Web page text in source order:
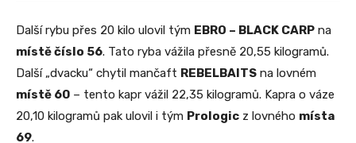
Další rybu přes 20 kilo ulovil tým EBRO – BLACK CARP na
místě číslo 56. Tato ryba vážila přesně 20,55 kilogramů.
Další „dvacku“ chytil mančaft REBELBAITS na lovném
místě 60 – tento kapr vážil 22,35 kilogramů. Kapra o váze
20,10 kilogramů pak ulovil i tým Prologic z lovného místa
69.